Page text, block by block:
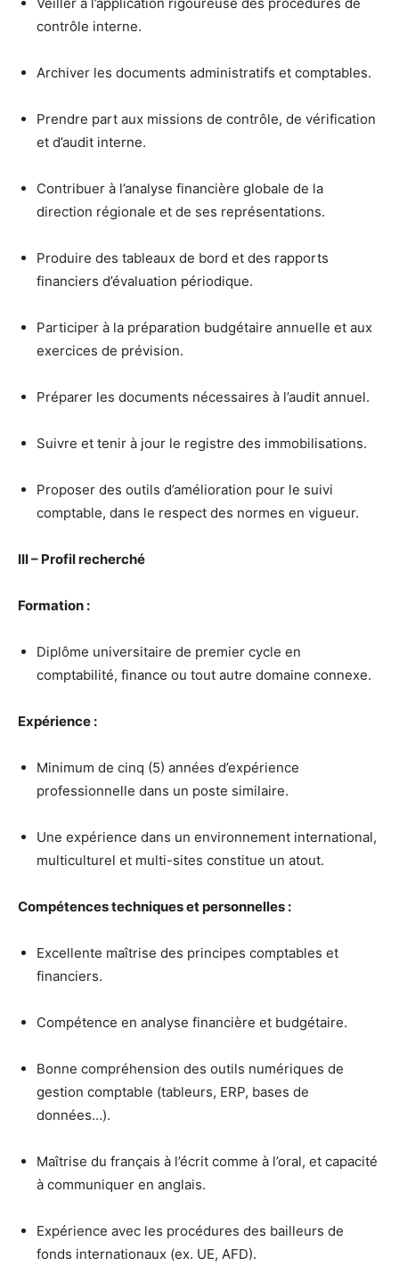
contrôle interne.
Archiver les documents administratifs et comptables.
Prendre part aux missions de contrôle, de vérification
et d’audit interne.
Contribuer à l’analyse financière globale de la
direction régionale et de ses représentations.
Produire des tableaux de bord et des rapports
financiers d’évaluation périodique.
Participer à la préparation budgétaire annuelle et aux
exercices de prévision.
Préparer les documents nécessaires à l’audit annuel.
Suivre et tenir à jour le registre des immobilisations.
Proposer des outils d’amélioration pour le suivi
comptable, dans le respect des normes en vigueur.
III – Profil recherché
Formation :
Diplôme universitaire de premier cycle en
comptabilité, finance ou tout autre domaine connexe.
Expérience :
Minimum de cinq (5) années d’expérience
professionnelle dans un poste similaire.
Une expérience dans un environnement international,
multiculturel et multi-sites constitue un atout.
Compétences techniques et personnelles :
Excellente maîtrise des principes comptables et
financiers.
Compétence en analyse financière et budgétaire.
Bonne compréhension des outils numériques de
gestion comptable (tableurs, ERP, bases de
données…).
Maîtrise du français à l’écrit comme à l’oral, et capacité
à communiquer en anglais.
Expérience avec les procédures des bailleurs de
fonds internationaux (ex. UE, AFD).